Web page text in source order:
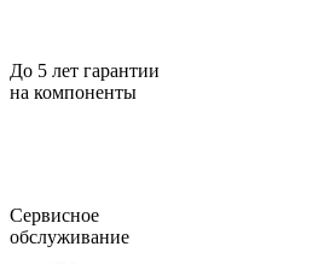
До 5 лет гарантии
на компоненты
Сервисное
обслуживание